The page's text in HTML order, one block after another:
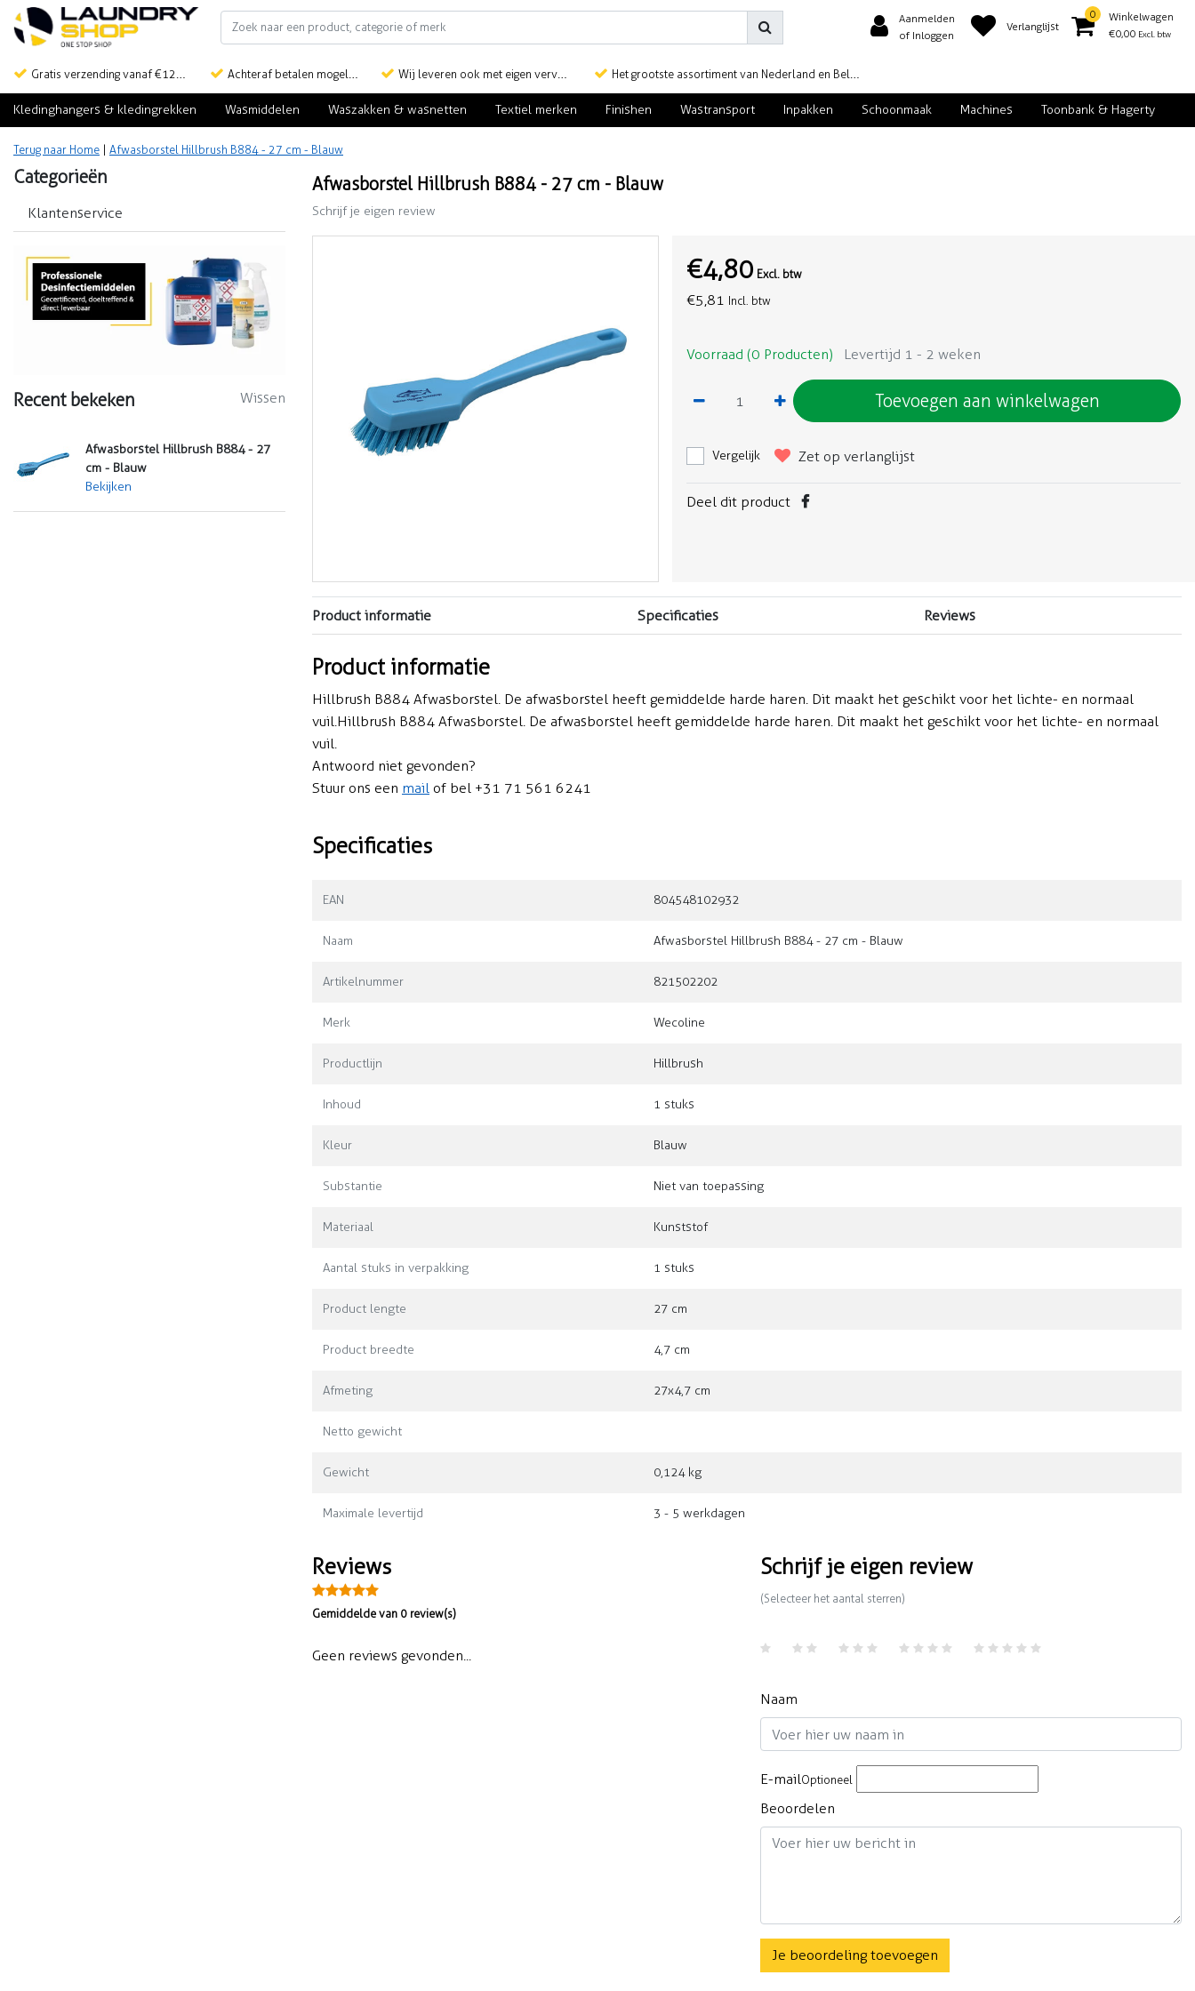
Aanmelden
of Inloggen
Verlanglijst
0
Winkelwagen
€0,00 Excl. btw
Gratis verzending vanaf €125,- Achteraf betalen mogelijk Wij leveren ook met eigen vervoer Het grootste assortiment van Nederland en België
Kledinghangers & kledingrekken Wasmiddelen Waszakken & wasnetten Textiel merken Finishen Wastransport Inpakken Schoonmaak Machines Toonbank & Hagerty
Terug naar Home Afwasborstel Hillbrush B884 - 27 cm - Blauw
Categorieën
Klantenservice
Recent bekeken Wissen
Afwasborstel Hillbrush B884 - 27
cm - Blauw
Bekijken
Afwasborstel Hillbrush B884 - 27 cm - Blauw
Schrijf je eigen review
€4,80 Excl. btw
€5,81 Incl. btw
Voorraad (0 Producten) Levertijd 1 - 2 weken
Toevoegen aan winkelwagen
Vergelijk Zet op verlanglijst
Deel dit product
Product informatie Specificaties Reviews
Product informatie
Hillbrush B884 Afwasborstel. De afwasborstel heeft gemiddelde harde haren. Dit maakt het geschikt voor het lichte- en normaal
vuil.Hillbrush B884 Afwasborstel. De afwasborstel heeft gemiddelde harde haren. Dit maakt het geschikt voor het lichte- en normaal
vuil.
Antwoord niet gevonden?
Stuur ons een mail of bel +31 71 561 6241
Specificaties
EAN 804548102932
Naam Afwasborstel Hillbrush B884 - 27 cm - Blauw
Artikelnummer 821502202
Merk Wecoline
Productlijn Hillbrush
Inhoud 1 stuks
Kleur Blauw
Substantie Niet van toepassing
Materiaal Kunststof
Aantal stuks in verpakking 1 stuks
Product lengte 27 cm
Product breedte 4,7 cm
Afmeting 27x4,7 cm
Netto gewicht
Gewicht 0,124 kg
Maximale levertijd 3 - 5 werkdagen
Reviews
Gemiddelde van 0 review(s)
Geen reviews gevonden...
Schrijf je eigen review
(Selecteer het aantal sterren)
Naam
E-mailOptioneel
Beoordelen
Je beoordeling toevoegen